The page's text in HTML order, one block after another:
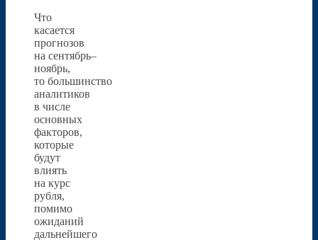
Что
касается
прогнозов
на сентябрь–
ноябрь,
то большинство
аналитиков
в числе
основных
факторов,
которые
будут
влиять
на курс
рубля,
помимо
ожиданий
дальнейшего